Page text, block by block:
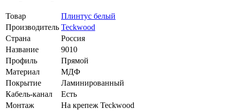
Товар
Плинтус белый
Производитель Teckwood
Страна
Россия
Название
9010
Профиль
Прямой
Материал
МДФ
Покрытие
Ламинированный
Кабель-канал
Есть
Монтаж
На крепеж Teckwood